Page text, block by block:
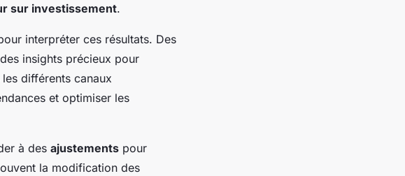
sur investissement.
interpréter ces résultats. Des
insights précieux pour
différents canaux
et optimiser les
à des ajustements pour
la modification des